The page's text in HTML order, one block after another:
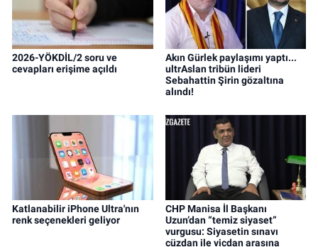
2026-YÖKDİL/2 soru ve
cevapları erişime açıldı
Akın Gürlek paylaşımı yaptı...
ultrAslan tribün lideri
Sebahattin Şirin gözaltına
alındı!
Katlanabilir iPhone Ultra'nın
renk seçenekleri geliyor
CHP Manisa İl Başkanı
Uzun’dan “temiz siyaset”
vurgusu: Siyasetin sınavı
cüzdan ile vicdan arasına